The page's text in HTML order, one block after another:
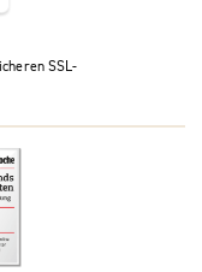
SSL-